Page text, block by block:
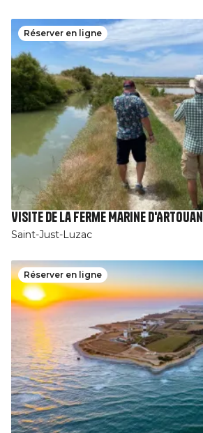
Réserver en ligne
Visite de la Ferme Marine d'Artouan
Saint-Just-Luzac
Réserver en ligne